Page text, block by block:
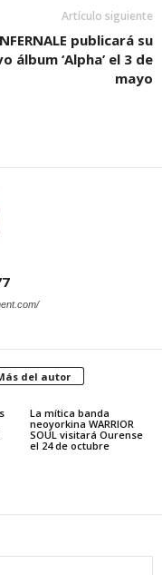
Artículo siguiente
publicará su
álbum ‘Alpha’ el 3 de
mayo
del autor
La mítica banda
neoyorkina WARRIOR
SOUL visitará Ourense
el 24 de octubre